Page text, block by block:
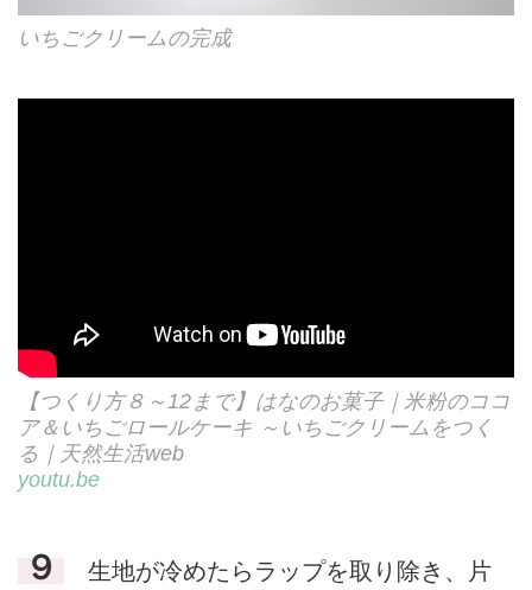
いちごクリームの完成
【つくり方８～12まで】はなのお菓子｜米粉のココ
ア＆いちごロールケーキ ～いちごクリームをつく
る｜天然生活web
youtu.be
９
生地が冷めたらラップを取り除き、片